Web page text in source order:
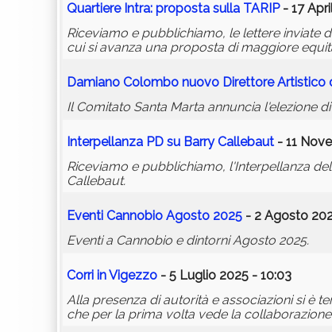
Quartiere Intra: proposta sulla TARIP- 17
Riceviamo e pubblichiamo, le lettere inviate
cui si avanza una proposta di maggiore
Damiano Colombo nuovo Direttore Artistico
Il Comitato Santa Marta annuncia l'elezione
Interpellanza PD su Barry Callebaut - 11
Riceviamo e pubblichiamo, l'Interpellanza
Callebaut.
Eventi Cannobio Agosto 2025 - 2 Agosto
Eventi a Cannobio e dintorni Agosto 2025.
Corri in Vigezzo - 5 Luglio 2025 - 10:03
Alla presenza di autorità e associazioni si è
che per la prima volta vede la